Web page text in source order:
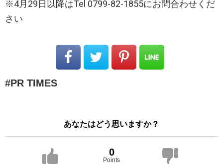
※4月29日以降はTel 0799-82-1855にお問合わせくだ
さい
PR TIMES
あなたはどう思いますか？
0
Points